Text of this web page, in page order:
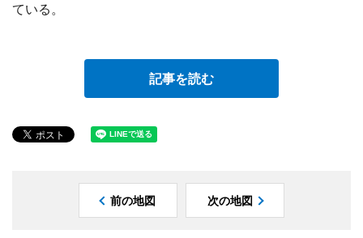
ている。
記事を読む
前の地図 次の地図